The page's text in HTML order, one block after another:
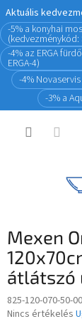
Ugrás
fő
tartalomhoz
Aktuális
-5% a konyhai
(kedvezménykód:
-4% az ERGA
ERGA-4)
-4%
-3% a
Mexen
átlátszó
825-120-070-50-00
A
Nincs értékelés